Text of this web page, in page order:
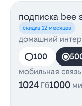
подписка bee
скидка 12 месяцев
домашний
100
мобильная связь
1024 Гб1000